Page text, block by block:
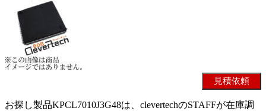
お探し製品KPCL7010J3G48は、clevertechのSTAFFが在庫調